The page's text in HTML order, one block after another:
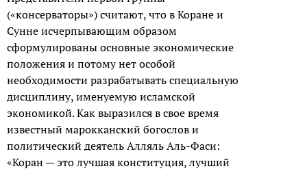
(«консерваторы») считают, что в Коране и
Сунне исчерпывающим образом
сформулированы основные экономические
положения и потому нет особой
необходимости разрабатывать специальную
дисциплину, именуемую исламской
экономикой. Как выразился в свое время
известный марокканский богослов и
политический деятель Алляль Аль-Фаси:
«Коран — это лучшая конституция, лучший